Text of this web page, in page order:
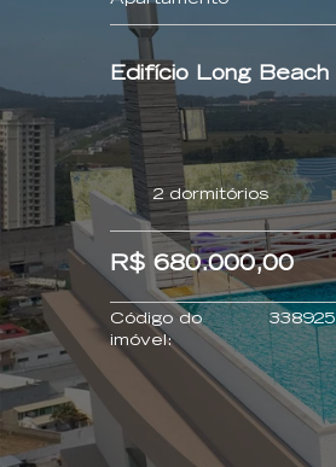
Edifício Long Beach
2 dormitórios
R$ 680.000,00
Código do
imóvel:
338925